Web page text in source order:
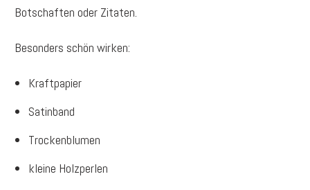
Botschaften oder Zitaten.
Besonders schön wirken:
Kraftpapier
Satinband
Trockenblumen
kleine Holzperlen